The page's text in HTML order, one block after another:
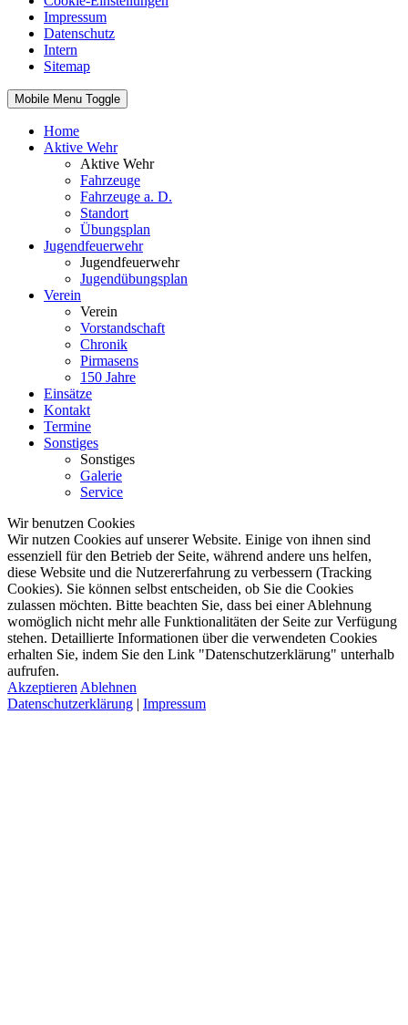
Impressum
Datenschutz
Intern
Sitemap
Mobile Menu Toggle
Home
Aktive Wehr
Aktive Wehr
Fahrzeuge
Fahrzeuge a. D.
Standort
Übungsplan
Jugendfeuerwehr
Jugendfeuerwehr
Jugendübungsplan
Verein
Verein
Vorstandschaft
Chronik
Pirmasens
150 Jahre
Einsätze
Kontakt
Termine
Sonstiges
Sonstiges
Galerie
Service
Wir benutzen Cookies
Wir nutzen Cookies auf unserer Website. Einige von ihnen sind
essenziell für den Betrieb der Seite, während andere uns helfen,
diese Website und die Nutzererfahrung zu verbessern (Tracking
Cookies). Sie können selbst entscheiden, ob Sie die Cookies
zulassen möchten. Bitte beachten Sie, dass bei einer Ablehnung
womöglich nicht mehr alle Funktionalitäten der Seite zur Verfügung
stehen. Detaillierte Informationen über die verwendeten Cookies
erhalten Sie, indem Sie den Link "Datenschutzerklärung" unterhalb
aufrufen.
Akzeptieren Ablehnen
Datenschutzerklärung | Impressum